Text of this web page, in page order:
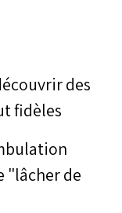
des
fidèles
"lâcher de